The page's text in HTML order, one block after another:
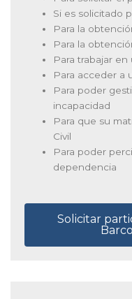
Si es solicitado
Para la
Para la
Para trabajar
Para acceder a
Para poder
incapacidad
Para que su
Civil
Para poder
dependencia
Solicitar